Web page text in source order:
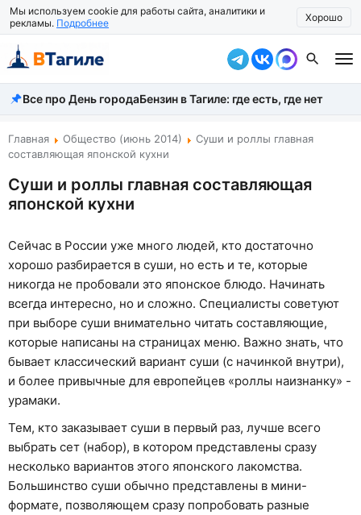
Мы используем cookie для работы сайта, аналитики и
рекламы. Подробнее Хорошо
Все новости
Происшествия
Власть
Экономика
Общество
Рассказать новость
Все про День городаБензин в Тагиле: где есть, где нет
Главная Общество (июнь 2014)
Суши и роллы главная
составляющая японской кухни
Суши и роллы главная составляющая
японской кухни
Сейчас в России уже много людей, кто достаточно
хорошо разбирается в суши, но есть и те, которые
никогда не пробовали это японское блюдо. Начинать
всегда интересно, но и сложно. Специалисты советуют
при выборе суши внимательно читать составляющие,
которые написаны на страницах меню. Важно знать, что
бывает классический вариант суши (с начинкой внутри),
и более привычные для европейцев «роллы наизнанку» -
урамаки.
Тем, кто заказывает суши в первый раз, лучше всего
выбрать сет (набор), в котором представлены сразу
несколько вариантов этого японского лакомства.
Большинство суши обычно представлены в мини-
формате, позволяющем сразу попробовать разные